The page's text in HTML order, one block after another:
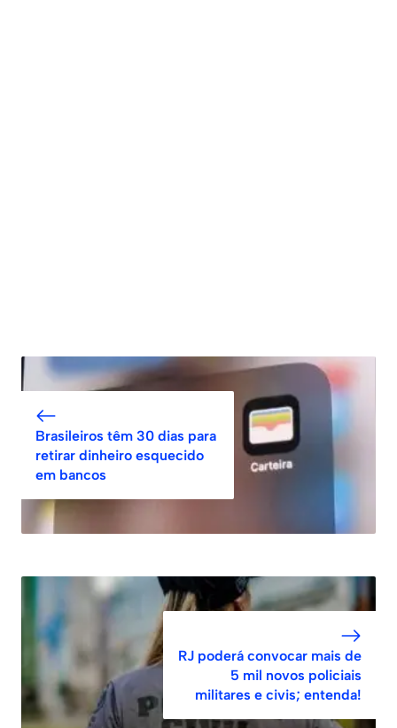
Brasileiros têm 30 dias para
retirar dinheiro esquecido
em bancos
RJ poderá convocar mais de
5 mil novos policiais
militares e civis; entenda!